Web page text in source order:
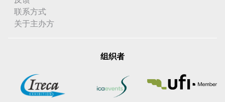
联系方式
关于主办方
组织者